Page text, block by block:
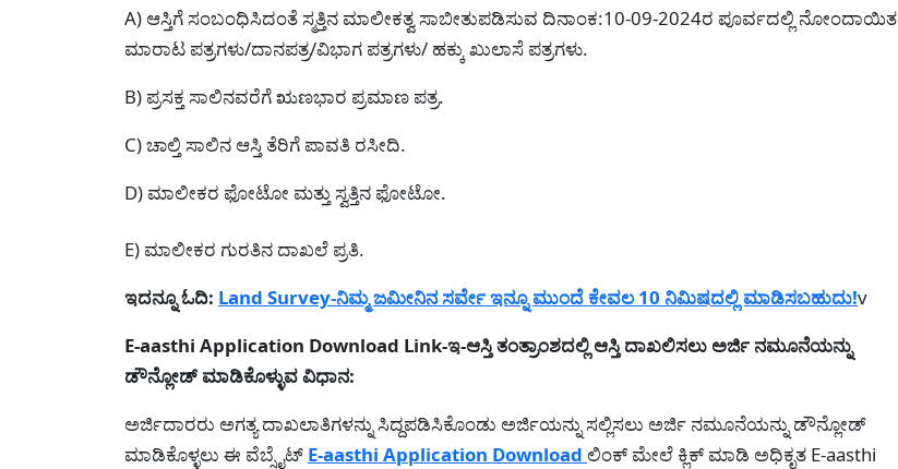
A) ಆಸ್ತಿಗೆ ಸಂಬಂಧಿಸಿದಂತೆ ಸ್ಮತ್ತಿನ ಮಾಲೀಕತ್ವ ಸಾಬೀತುಪಡಿಸುವ ದಿನಾಂಕ:10-09-2024ರ ಪೂರ್ವದಲ್ಲಿ ನೋಂದಾಯಿತ
ಮಾರಾಟ ಪತ್ರಗಳು/ದಾನಪತ್ರ/ವಿಭಾಗ ಪತ್ರಗಳು/ ಹಕ್ಕು ಖುಲಾಸೆ ಪತ್ರಗಳು.
B) ಪ್ರಸಕ್ತ ಸಾಲಿನವರೆಗೆ ಋಣಭಾರ ಪ್ರಮಾಣ ಪತ್ರ.
C) ಚಾಲ್ತಿ ಸಾಲಿನ ಆಸ್ತಿ ತೆರಿಗೆ ಪಾವತಿ ರಸೀದಿ.
D) ಮಾಲೀಕರ ಫೋಟೋ ಮತ್ತು ಸ್ವತ್ತಿನ ಫೋಟೋ.
E) ಮಾಲೀಕರ ಗುರತಿನ ದಾಖಲೆ ಪ್ರತಿ.
ಇದನ್ನೂ ಓದಿ: Land Survey-ನಿಮ್ಮ ಜಮೀನಿನ ಸರ್ವೇ ಇನ್ನೂ ಮುಂದೆ ಕೇವಲ 10 ನಿಮಿಷದಲ್ಲಿ ಮಾಡಿಸಬಹುದು!v
E-aasthi Application Download Link-ಇ-ಆಸ್ತಿ ತಂತ್ರಾಂಶದಲ್ಲಿ ಆಸ್ತಿ ದಾಖಲಿಸಲು ಅರ್ಜಿ ನಮೂನೆಯನ್ನು
ಡೌನ್ಲೋಡ್ ಮಾಡಿಕೊಳ್ಳುವ ವಿಧಾನ:
ಅರ್ಜಿದಾರರು ಅಗತ್ಯ ದಾಖಲಾತಿಗಳನ್ನು ಸಿದ್ದಪಡಿಸಿಕೊಂಡು ಅರ್ಜಿಯನ್ನು ಸಲ್ಲಿಸಲು ಅರ್ಜಿ ನಮೂನೆಯನ್ನು ಡೌನ್ಲೋಡ್
ಮಾಡಿಕೊಳ್ಳಲು ಈ ವೆಬ್ಸೈಟ್ E-aasthi Application Download ಲಿಂಕ್ ಮೇಲೆ ಕ್ಲಿಕ್ ಮಾಡಿ ಅಧಿಕೃತ E-aasthi